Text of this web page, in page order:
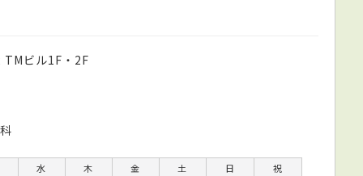
ビル1F・2F
水 木 金 土 日
祝